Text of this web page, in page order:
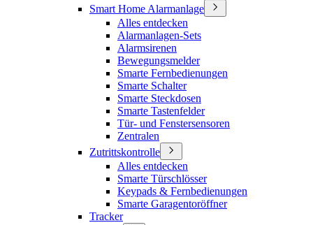
Smart Home Alarmanlage
Alles entdecken
Alarmanlagen-Sets
Alarmsirenen
Bewegungsmelder
Smarte Fernbedienungen
Smarte Schalter
Smarte Steckdosen
Smarte Tastenfelder
Tür- und Fenstersensoren
Zentralen
Zutrittskontrolle
Alles entdecken
Smarte Türschlösser
Keypads & Fernbedienungen
Smarte Garagentoröffner
Tracker